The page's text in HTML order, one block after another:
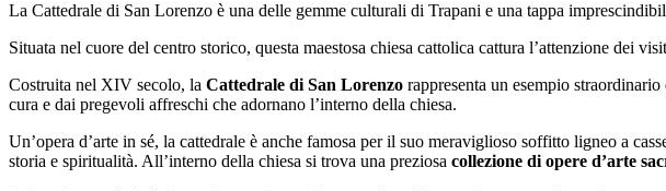
La Cattedrale di San Lorenzo è una delle gemme culturali di Trapani e una tappa
Situata nel cuore del centro storico, questa maestosa chiesa cattolica cattura l’attenzione dei
Costruita nel XIV secolo, la Cattedrale di San Lorenzo rappresenta un esempio
cura e dai pregevoli affreschi che adornano l’interno della chiesa.
Un’opera d’arte in sé, la cattedrale è anche famosa per il suo meraviglioso soffitto ligneo a
storia e spiritualità. All’interno della chiesa si trova una preziosa collezione di opere d’arte